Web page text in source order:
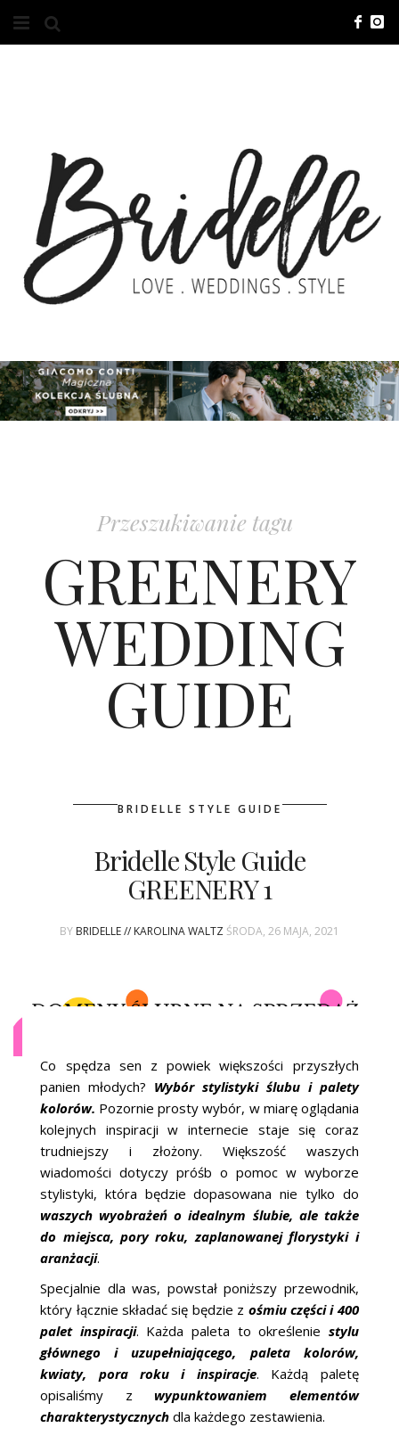
O NAS
KONTAKT
REKLAMA
ADVERTISING
ZGŁOSZENIA
KSIĄŻKI BRIDELLE
POLECANE FIRMY
{HOT SEXY BEST}
ŚLUBNE STYLE
Przeszukiwanie tagu
GREENERY
WEDDING
GUIDE
BRIDELLE STYLE GUIDE
Bridelle Style Guide
GREENERY 1
BY BRIDELLE // KAROLINA WALTZ ŚRODA, 26 MAJA, 2021
Co spędza sen z powiek większości przyszłych
panien młodych? Wybór stylistyki ślubu i palety
kolorów. Pozornie prosty wybór, w miarę oglądania
kolejnych inspiracji w internecie staje się coraz
trudniejszy i złożony. Większość waszych
wiadomości dotyczy próśb o pomoc w wyborze
stylistyki, która będzie dopasowana nie tylko do
waszych wyobrażeń o idealnym ślubie, ale także
do miejsca, pory roku, zaplanowanej florystyki i
aranżacji.
Specjalnie dla was, powstał poniższy przewodnik,
który łącznie składać się będzie z ośmiu części i 400
palet inspiracji. Każda paleta to określenie stylu
głównego i uzupełniającego, paleta kolorów,
kwiaty, pora roku i inspiracje. Każdą paletę
opisaliśmy z wypunktowaniem elementów
charakterystycznych dla każdego zestawienia.